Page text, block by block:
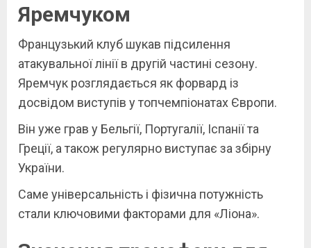
Яремчуком
Французький клуб шукав підсилення
атакувальної лінії в другій частині сезону.
Яремчук розглядається як форвард із
досвідом виступів у топчемпіонатах Європи.
Він уже грав у Бельгії, Португалії, Іспанії та
Греції, а також регулярно виступає за збірну
України.
Саме універсальність і фізична потужність
стали ключовими факторами для «Ліона».